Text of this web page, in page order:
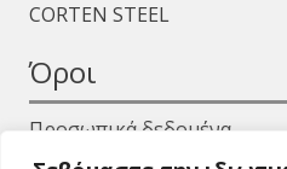
CORTEN STEEL
Όροι
Προσωπικά δεδομένα
Όροι χρήσης